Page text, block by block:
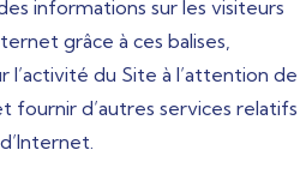
informations sur les visiteurs
grâce à ces balises,
l’activité du Site à l’attention de
fournir d’autres services relatifs